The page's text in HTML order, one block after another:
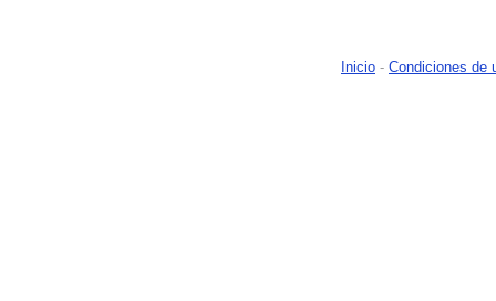
Inicio - Condiciones de